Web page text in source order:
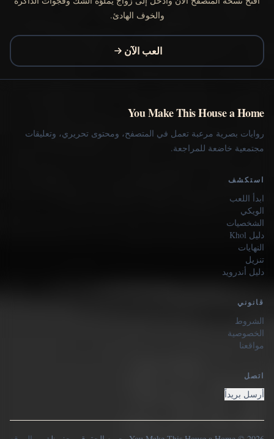
والخوف الهادئ.
العب الآن
You Make This House a Home
روايات بصرية مرعبة تعمل في المتصفح، ومحتوى تحريري، وتعليقات
مجتمعية خاضعة للمراجعة.
استكشف
ابدأ اللعب
الويكي
الشخصيات
دليل Khol
النهايات
تنزيل
دليل أندرويد
قانوني
الشروط
الخصوصية
مواقعنا
اتصل
أرسل بريداً